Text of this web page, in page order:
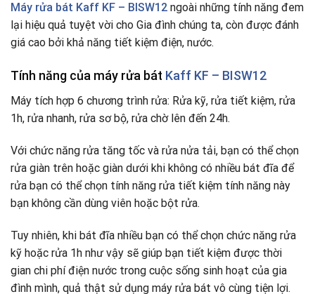
Máy rửa bát Kaff KF – BISW12 ngoài những tính năng đem
lại hiệu quả tuyệt vời cho Gia đình chúng ta, còn được đánh
giá cao bởi khả năng tiết kiệm điện, nước.
Tính năng của máy rửa bát Kaff KF – BISW12
Máy tích hợp 6 chương trình rửa: Rửa kỹ, rửa tiết kiệm, rửa
1h, rửa nhanh, rửa sơ bộ, rửa chờ lên đến 24h.
Với chức năng rửa tăng tốc và rửa nửa tải, bạn có thể chọn
rửa giàn trên hoặc giàn dưới khi không có nhiều bát đĩa để
rửa bạn có thể chọn tính năng rửa tiết kiệm tính năng này
bạn không cần dùng viên hoặc bột rửa.
Tuy nhiên, khi bát đĩa nhiều bạn có thể chọn chức năng rửa
kỹ hoặc rửa 1h như vậy sẽ giúp bạn tiết kiệm được thời
gian chi phí điện nước trong cuộc sống sinh hoạt của gia
đình mình, quả thật sử dụng máy rửa bát vô cùng tiện lợi.